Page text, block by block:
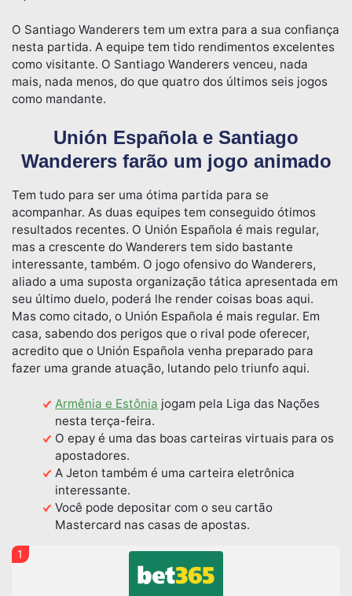
O Santiago Wanderers tem um extra para a sua confiança
nesta partida. A equipe tem tido rendimentos excelentes
como visitante. O Santiago Wanderers venceu, nada
mais, nada menos, do que quatro dos últimos seis jogos
como mandante.
Unión Española e Santiago
Wanderers farão um jogo animado
Tem tudo para ser uma ótima partida para se
acompanhar. As duas equipes tem conseguido ótimos
resultados recentes. O Unión Española é mais regular,
mas a crescente do Wanderers tem sido bastante
interessante, também. O jogo ofensivo do Wanderers,
aliado a uma suposta organização tática apresentada em
seu último duelo, poderá lhe render coisas boas aqui.
Mas como citado, o Unión Española é mais regular. Em
casa, sabendo dos perigos que o rival pode oferecer,
acredito que o Unión Española venha preparado para
fazer uma grande atuação, lutando pelo triunfo aqui.
Armênia e Estônia jogam pela Liga das Nações
nesta terça-feira.
O epay é uma das boas carteiras virtuais para os
apostadores.
A Jeton também é uma carteira eletrônica
interessante.
Você pode depositar com o seu cartão
Mastercard nas casas de apostas.
1